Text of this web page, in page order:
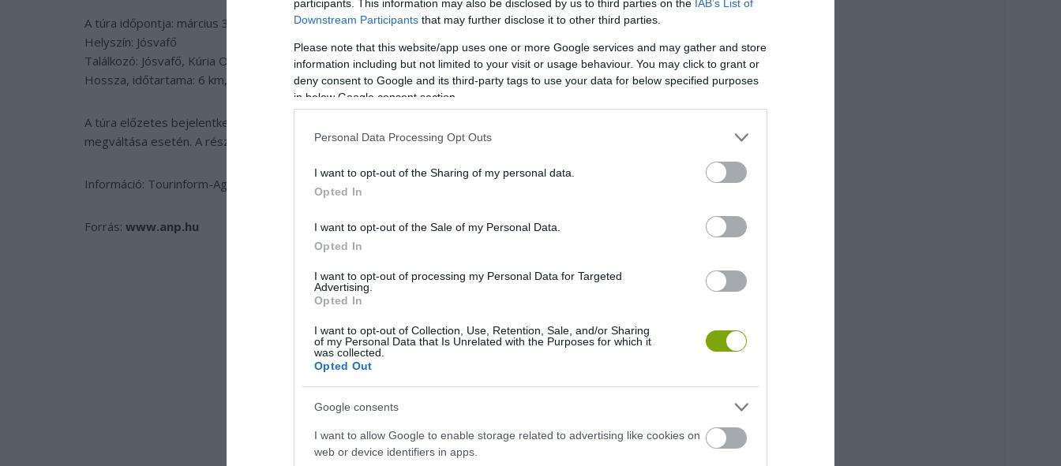
participants. This information may also be disclosed by us to third parties on the IAB’s List of
Downstream Participants that may further disclose it to other third parties.
Please note that this website/app uses one or more Google services and may gather and store
information including but not limited to your visit or usage behaviour. You may click to grant or
deny consent to Google and its third-party tags to use your data for below specified purposes
in below Google consent section.
Personal Data Processing Opt Outs
I want to opt-out of the Sharing of my personal data.
Opted In
I want to opt-out of the Sale of my Personal Data.
Opted In
I want to opt-out of processing my Personal Data for Targeted
Advertising.
Opted In
I want to opt-out of Collection, Use, Retention, Sale, and/or Sharing
of my Personal Data that Is Unrelated with the Purposes for which it
was collected.
Opted Out
Google consents
I want to allow Google to enable storage related to advertising like cookies on
web or device identifiers in apps.
A túra időpontja: március 31. 1000
Helyszín: Jósvafő
Találkozó: Jósvafő, Kúria Oktatóközpont és Lovasbázis
Hossza, időtartama: 6 km, 3 óra
A túra előzetes bejelentkezéssel (legkésőbb március 30-ig) indul, min. 5 fő jelentkezése vagy 5 egész jegy
megváltása esetén. A részt vevők maximális létszáma 30 fő.
Információ: Tourinform-Aggtelek, 30/228-95-98, 48/503-000, naturinform.anp@gmail.com
Forrás: www.anp.hu